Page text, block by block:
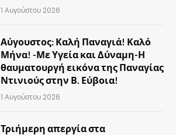
1 Αυγούστου 2026
Αύγουστος: Καλή Παναγιά! Καλό
Μήνα! -Με Υγεία και Δύναμη-Η
θαυματουργή εικόνα της Παναγίας
Ντινιούς στην Β. Εύβοια!
1 Αυγούστου 2026
Τριήμερη απεργία στα